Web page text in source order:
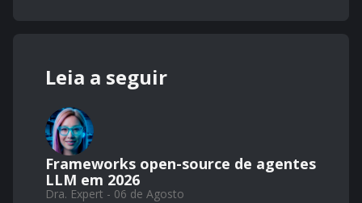
Leia a seguir
Frameworks open-source de agentes
LLM em 2026
Dra. Expert - 06 de Agosto